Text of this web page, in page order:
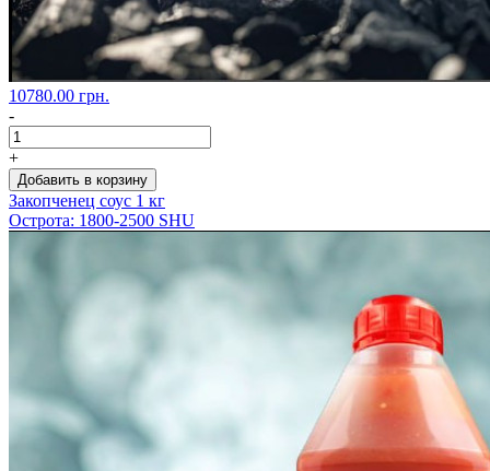
10780.00 грн.
-
+
Добавить в корзину
Закопченец соус 1 кг
Острота: 1800-2500 SHU